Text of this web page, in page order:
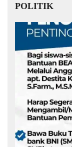
POLITIK